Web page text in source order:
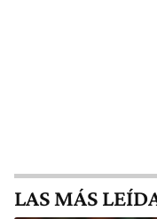
LAS MÁS